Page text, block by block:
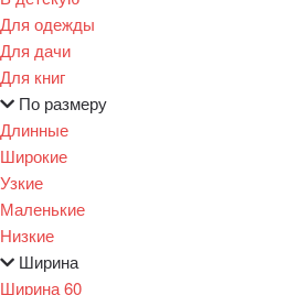
Для одежды
Для дачи
Для книг
По размеру
Длинные
Широкие
Узкие
Маленькие
Низкие
Ширина
Ширина 60